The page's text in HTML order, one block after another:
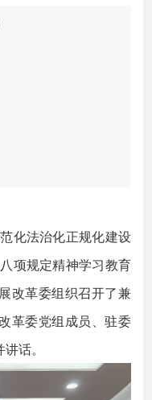
化法治化正规化建设
项规定精神学习教育
改革委组织召开了兼
革委党组成员、驻委
话。